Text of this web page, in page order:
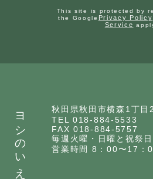
This site is protected by
the Google Privacy Policy
Service
ヨシのいえ
秋田県秋田市横森1丁目
TEL 018-884-5533
FAX 018-884-5757
毎週火曜・日曜と祝祭日
営業時間 8：00〜17：